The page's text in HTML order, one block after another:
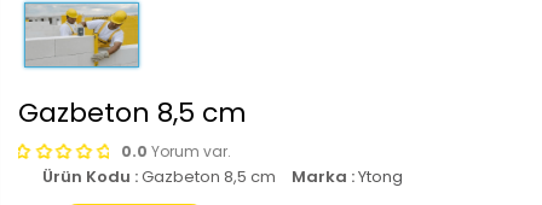
Gazbeton 8,5 cm
0.0 Yorum var.
Ürün Kodu :Gazbeton 8,5 cm Marka :Ytong